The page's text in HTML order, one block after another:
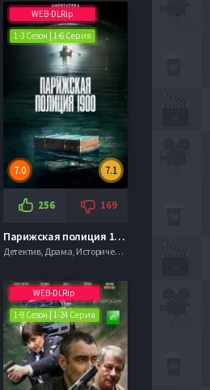
WEB-DLRip
1-3 Сезон | 1-6 Серия
7.1
7.0
256 169
Парижская полиция 1900 (1-3 Сезон)
Детектив, Драма, Исторические, Криминал
WEB-DLRip
1-9 Сезон | 1-24 Серия